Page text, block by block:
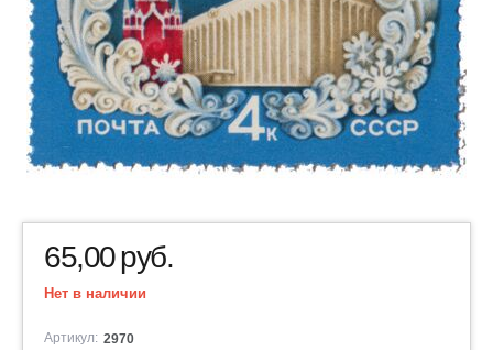
65,00руб.
Нет в наличии
Артикул: 2970